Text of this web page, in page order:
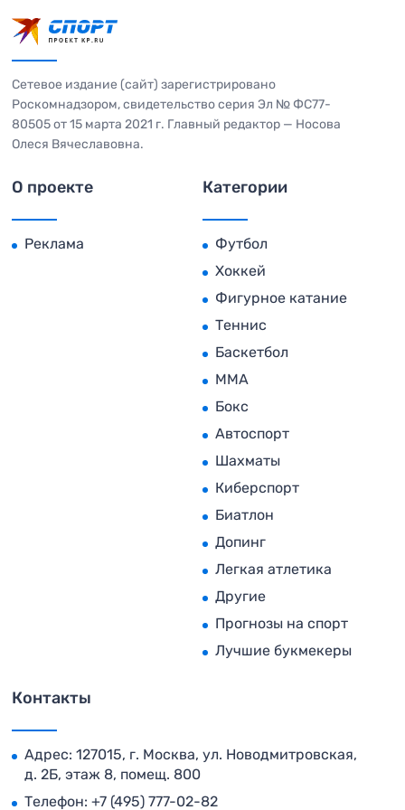
Сетевое издание (сайт) зарегистрировано
Роскомнадзором, свидетельство серия Эл № ФС77-
80505 от 15 марта 2021 г. Главный редактор — Носова
Олеся Вячеславовна.
О проекте
Реклама
Категории
Футбол
Хоккей
Фигурное катание
Теннис
Баскетбол
MMA
Бокс
Автоспорт
Шахматы
Киберспорт
Биатлон
Допинг
Легкая атлетика
Другие
Прогнозы на спорт
Лучшие букмекеры
Контакты
Адрес: 127015, г. Москва, ул. Новодмитровская,
д. 2Б, этаж 8, помещ. 800
Телефон: +7 (495) 777-02-82